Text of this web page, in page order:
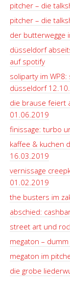
pitcher – die
pitcher – die
der butterwegge
düsseldorf
auf spotify
soliparty im
düsseldorf
die brause feiert
01.06.2019
finissage: turbo
kaffee & kuchen
16.03.2019
vernissage
01.02.2019
the busters im
abschied:
street art und
megaton –
megaton im
die grobe